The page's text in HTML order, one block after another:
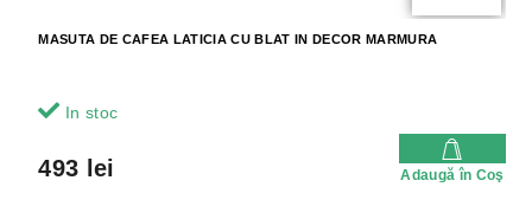
MASUTA DE CAFEA LATICIA CU BLAT IN DECOR MARMURA
In stoc
493 lei Adaugă în Coş